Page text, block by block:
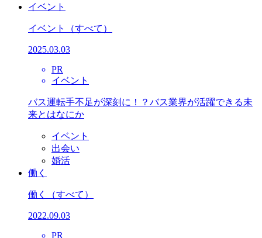
イベント
イベント （すべて）
2025.03.03
PR
イベント
バス運転手不足が深刻に！？バス業界が活躍できる未
来とはなにか
イベント
出会い
婚活
働く
働く （すべて）
2022.09.03
PR